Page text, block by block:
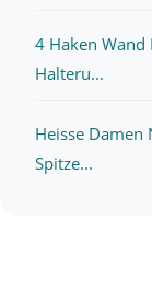
4 Haken Wand
Halteru...
Heisse Damen
Spitze...